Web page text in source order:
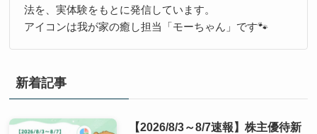
法を、実体験をもとに発信しています。
アイコンは我が家の癒し担当「モーちゃん」です🐾
新着記事
【2026/8/3～8/7速報】株主優待新